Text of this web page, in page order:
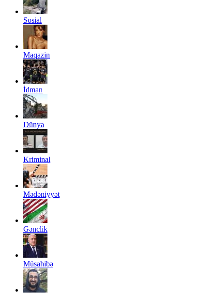
Sosial
Maqazin
İdman
Dünya
Kriminal
Mədəniyyət
Gənclik
Müsahibə